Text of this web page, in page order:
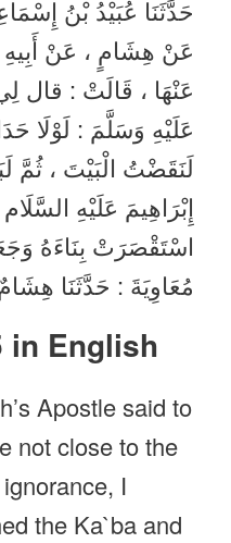
حَدَّثَنَا عُبَيْدُ بْنُ
عَنْ هِشَامٍ ، عَنْ
عَنْهَا ، قَالَتْ : قال
عَلَيْهِ وَسَلَّمَ : لَوْلَا
لَنَقَضْتُ الْبَيْتَ ، ثُمَّ
إِبْرَاهِيمَ عَلَيْهِ
اسْتَقْصَرَتْ بِنَاءَهُ
مُعَاوِيَةَ : حَدَّثَنَا
in English
Apostle said to
not close to the
I
the Ka`ba and